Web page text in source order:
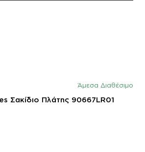
Άμεσα Διαθέσιμο
Σακίδιο Πλάτης 90667LR01